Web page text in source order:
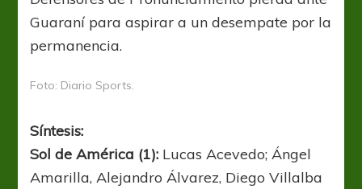
Guaraní para aspirar a un desempate por la
permanencia.
Foto: Diario Sports.
Síntesis:
Sol de América (1): Lucas Acevedo; Ángel
Amarilla, Alejandro Álvarez, Diego Villalba